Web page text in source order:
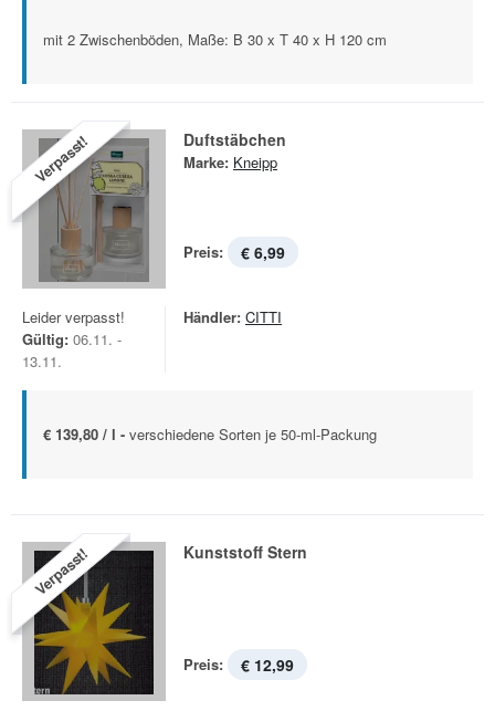
mit 2 Zwischenböden, Maße: B 30 x T 40 x H 120 cm
Verpasst! Duftstäbchen
Marke: Kneipp
Preis: € 6,99
Leider verpasst!
Gültig: 06.11. -
13.11.
Händler: CITTI
€ 139,80 / l - verschiedene Sorten je 50-ml-Packung
Verpasst! Kunststoff Stern
Preis: € 12,99